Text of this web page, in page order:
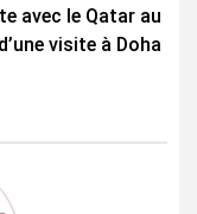
avec le Qatar au
visite à Doha